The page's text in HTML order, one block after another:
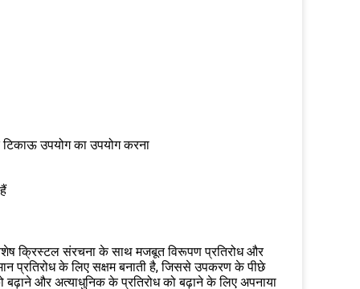
टिकाऊ उपयोग का उपयोग करना
क्रिस्टल संरचना के साथ मजबूत विरूपण प्रतिरोध और
प्रतिरोध के लिए सक्षम बनाती है, जिससे उपकरण के पीछे
बढ़ाने और अत्याधुनिक के प्रतिरोध को बढ़ाने के लिए अपनाया